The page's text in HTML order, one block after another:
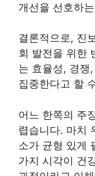
개선을 선호하
결론적으로, 진
회 발전을 위한
는 효율성, 경쟁
집중한다고 할
어느 한쪽의 주
렵습니다. 마치
소가 균형 있게
가지 시각이 건